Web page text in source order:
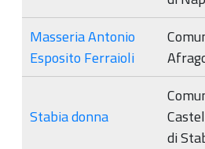
Masseria Antonio
Esposito Ferraioli
Stabia donna
di